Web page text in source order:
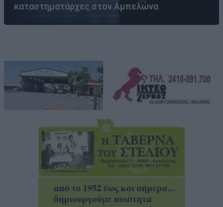
καταστηματάρχες στον Αμπελώνα